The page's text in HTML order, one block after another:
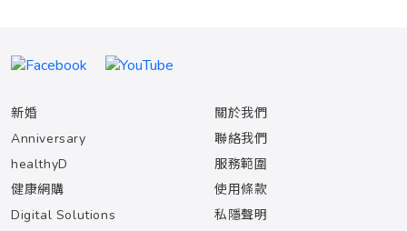
新婚
Anniversary
healthyD
健康網購
Digital Solutions
關於我們
聯絡我們
服務範圍
使用條款
私隱聲明